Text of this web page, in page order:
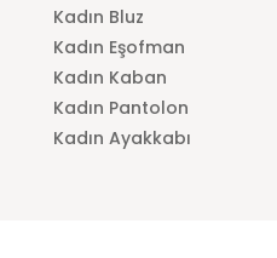
Kadın Bluz
Kadın Eşofman
Kadın Kaban
Kadın Pantolon
Kadın Ayakkabı